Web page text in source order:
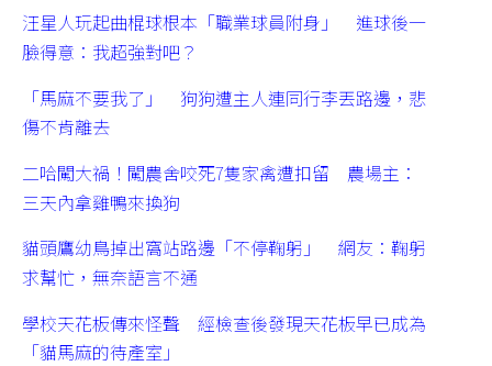
汪星人玩起曲棍球根本「職業球員附身」 進球後一
臉得意：我超強對吧？
「馬麻不要我了」 狗狗遭主人連同行李丟路邊，悲
傷不肯離去
二哈闖大禍！闖農舍咬死7隻家禽遭扣留 農場主：
三天內拿雞鴨來換狗
貓頭鷹幼鳥掉出窩站路邊「不停鞠躬」 網友：鞠躬
求幫忙，無奈語言不通
學校天花板傳來怪聲 經檢查後發現天花板早已成為
「貓馬麻的待產室」